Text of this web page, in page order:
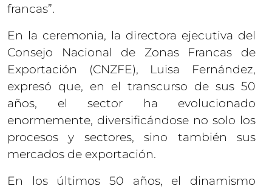
francas”.
En la ceremonia, la directora ejecutiva del
Consejo Nacional de Zonas Francas de
Exportación (CNZFE), Luisa Fernández,
expresó que, en el transcurso de sus 50
años, el sector ha evolucionado
enormemente, diversificándose no solo los
procesos y sectores, sino también sus
mercados de exportación.
En los últimos 50 años, el dinamismo